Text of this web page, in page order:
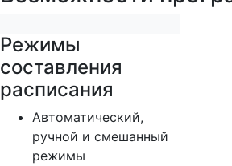
Режимы
составления
расписания
Автоматический,
ручной и смешанный
режимы